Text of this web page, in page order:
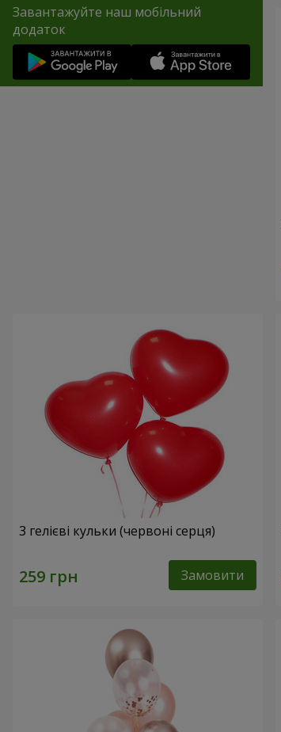
Завантажуйте наш мобільний
додаток
3 гелієві кульки (червоні серця)
Замовити